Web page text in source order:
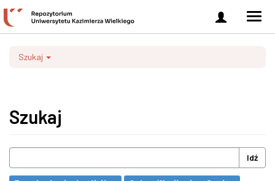
Zaloguj
się
Szukaj
Szukaj
Idź